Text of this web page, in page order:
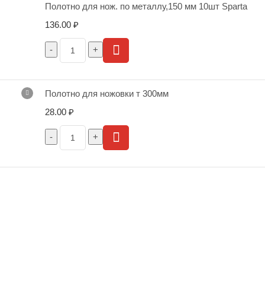
Полотно для нож. по металлу,150 мм 10шт Sparta
136.00 ₽
Полотно для ножовки т 300мм
28.00 ₽